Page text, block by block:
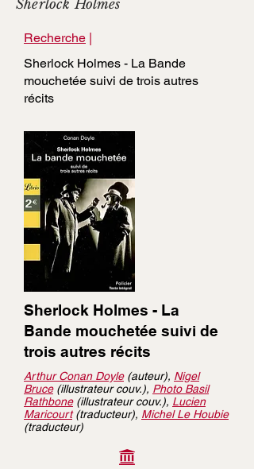
Sherlock Holmes
Recherche |
Sherlock Holmes - La Bande
mouchetée suivi de trois autres
récits
Sherlock Holmes - La
Bande mouchetée suivi de
trois autres récits
Arthur Conan Doyle(auteur), Nigel
Bruce(illustrateur couv.), Photo Basil
Rathbone(illustrateur couv.), Lucien
Maricourt(traducteur), Michel Le Houbie
(traducteur)